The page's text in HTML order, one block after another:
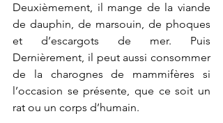
Deuxièmement, il mange de la viande
de dauphin, de marsouin, de phoques
et d’escargots de mer. Puis
Dernièrement, il peut aussi consommer
de la charognes de mammifères si
l’occasion se présente, que ce soit un
rat ou un corps d’humain.